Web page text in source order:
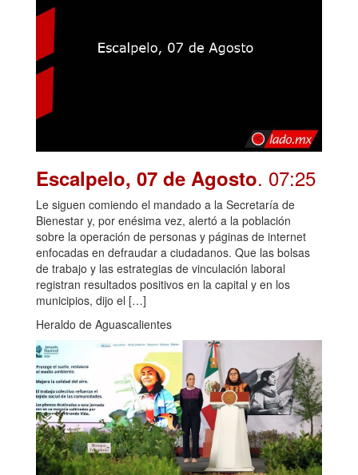
Escalpelo, 07 de Agosto. 07:25
Le siguen comiendo el mandado a la Secretaría de
Bienestar y, por enésima vez, alertó a la población
sobre la operación de personas y páginas de internet
enfocadas en defraudar a ciudadanos. Que las bolsas
de trabajo y las estrategias de vinculación laboral
registran resultados positivos en la capital y en los
municipios, dijo el […]
Heraldo de Aguascalientes